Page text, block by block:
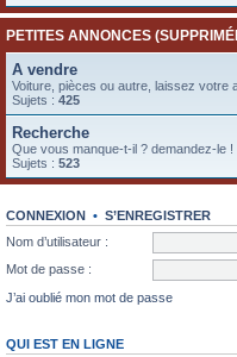
PETITES ANNONCES
A vendre
Voiture, pièces ou autre, laissez votre
Sujets : 425
Recherche
Que vous manque-t-il ? demandez-le !
Sujets : 523
CONNEXION • S’ENREGISTRER
Nom d’utilisateur :
Mot de passe :
J’ai oublié mon mot de passe
QUI EST EN LIGNE